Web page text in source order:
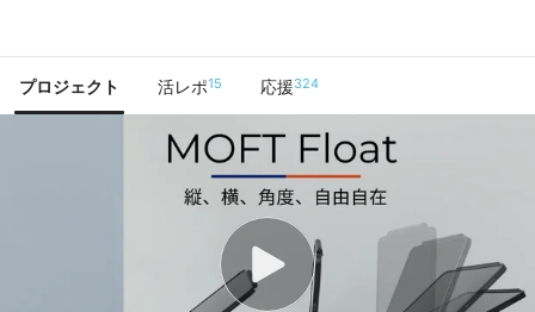
プロジェクト 活レポ15 応援324